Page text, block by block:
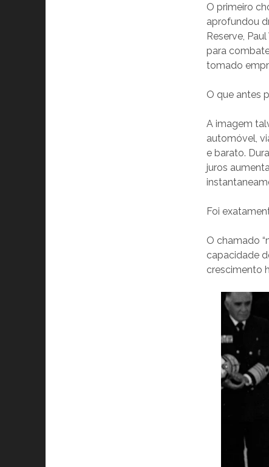
O primeiro
aprofundou
Reserve,
para
tomado
O que antes
A imagem
automóvel,
e barato.
juros
Foi
O chamado
capacidade
crescimento